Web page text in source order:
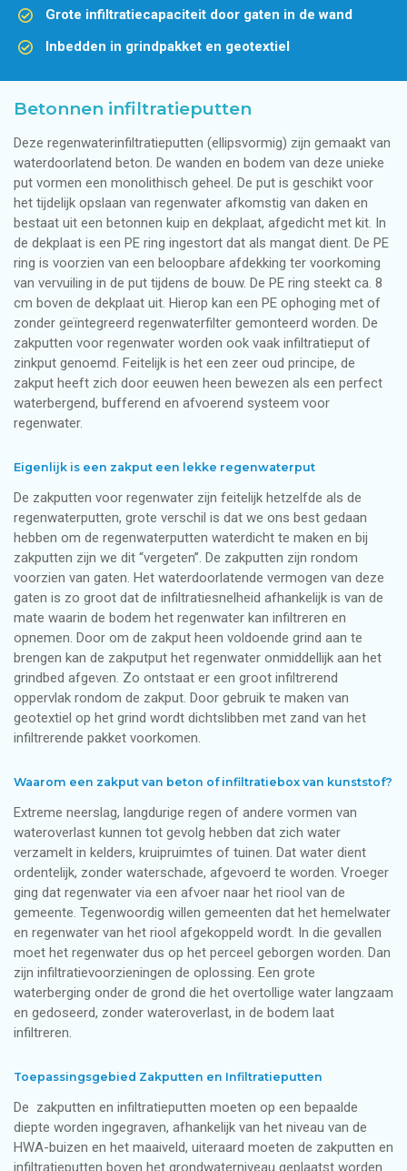
Grote infiltratiecapaciteit door gaten in de wand
Inbedden in grindpakket en geotextiel
Betonnen infiltratieputten
Deze regenwaterinfiltratieputten (ellipsvormig) zijn gemaakt van
waterdoorlatend beton. De wanden en bodem van deze unieke
put vormen een monolithisch geheel. De put is geschikt voor
het tijdelijk opslaan van regenwater afkomstig van daken en
bestaat uit een betonnen kuip en dekplaat, afgedicht met kit. In
de dekplaat is een PE ring ingestort dat als mangat dient. De PE
ring is voorzien van een beloopbare afdekking ter voorkoming
van vervuiling in de put tijdens de bouw. De PE ring steekt ca. 8
cm boven de dekplaat uit. Hierop kan een PE ophoging met of
zonder geïntegreerd regenwaterfilter gemonteerd worden. De
zakputten voor regenwater worden ook vaak infiltratieput of
zinkput genoemd. Feitelijk is het een zeer oud principe, de
zakput heeft zich door eeuwen heen bewezen als een perfect
waterbergend, bufferend en afvoerend systeem voor
regenwater.
Eigenlijk is een zakput een lekke regenwaterput
De zakputten voor regenwater zijn feitelijk hetzelfde als de
regenwaterputten, grote verschil is dat we ons best gedaan
hebben om de regenwaterputten waterdicht te maken en bij
zakputten zijn we dit “vergeten”. De zakputten zijn rondom
voorzien van gaten. Het waterdoorlatende vermogen van deze
gaten is zo groot dat de infiltratiesnelheid afhankelijk is van de
mate waarin de bodem het regenwater kan infiltreren en
opnemen. Door om de zakput heen voldoende grind aan te
brengen kan de zakputput het regenwater onmiddellijk aan het
grindbed afgeven. Zo ontstaat er een groot infiltrerend
oppervlak rondom de zakput. Door gebruik te maken van
geotextiel op het grind wordt dichtslibben met zand van het
infiltrerende pakket voorkomen.
Waarom een zakput van beton of infiltratiebox van kunststof?
Extreme neerslag, langdurige regen of andere vormen van
wateroverlast kunnen tot gevolg hebben dat zich water
verzamelt in kelders, kruipruimtes of tuinen. Dat water dient
ordentelijk, zonder waterschade, afgevoerd te worden. Vroeger
ging dat regenwater via een afvoer naar het riool van de
gemeente. Tegenwoordig willen gemeenten dat het hemelwater
en regenwater van het riool afgekoppeld wordt. In die gevallen
moet het regenwater dus op het perceel geborgen worden. Dan
zijn infiltratievoorzieningen de oplossing. Een grote
waterberging onder de grond die het overtollige water langzaam
en gedoseerd, zonder wateroverlast, in de bodem laat
infiltreren.
Toepassingsgebied Zakputten en Infiltratieputten
De zakputten en infiltratieputten moeten op een bepaalde
diepte worden ingegraven, afhankelijk van het niveau van de
HWA-buizen en het maaiveld, uiteraard moeten de zakputten en
infiltratieputten boven het grondwaterniveau geplaatst worden